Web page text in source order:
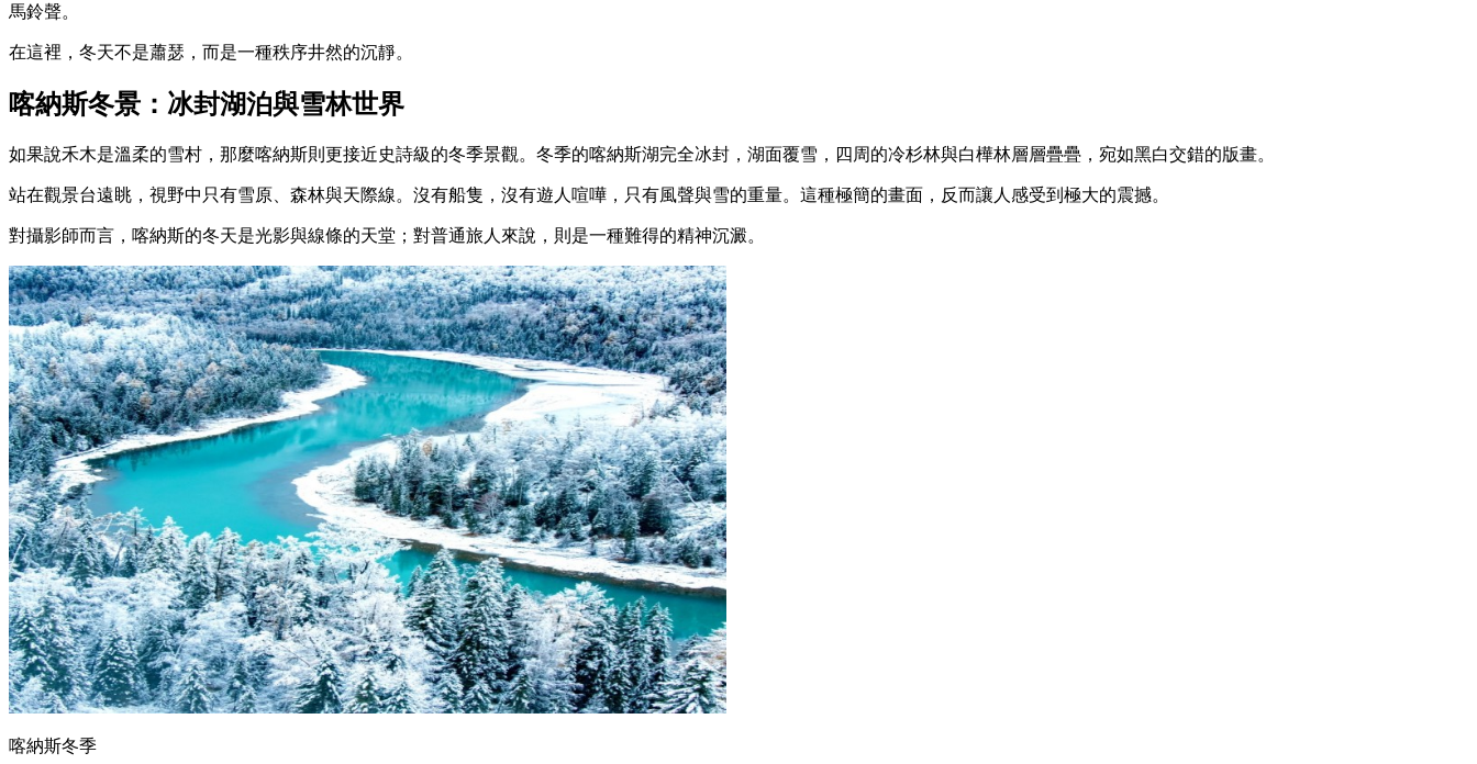
馬鈴聲。
在這裡，冬天不是蕭瑟，而是一種秩序井然的沉靜。
喀納斯冬景：冰封湖泊與雪林世界
如果說禾木是溫柔的雪村，那麼喀納斯則更接近史詩級的冬季景觀。冬季的喀納斯湖完全冰封，湖面覆雪，四周的冷杉林與白樺林層層疊疊，宛如黑白交錯的版畫。
站在觀景台遠眺，視野中只有雪原、森林與天際線。沒有船隻，沒有遊人喧嘩，只有風聲與雪的重量。這種極簡的畫面，反而讓人感受到極大的震撼。
對攝影師而言，喀納斯的冬天是光影與線條的天堂；對普通旅人來說，則是一種難得的精神沉澱。
喀納斯冬季